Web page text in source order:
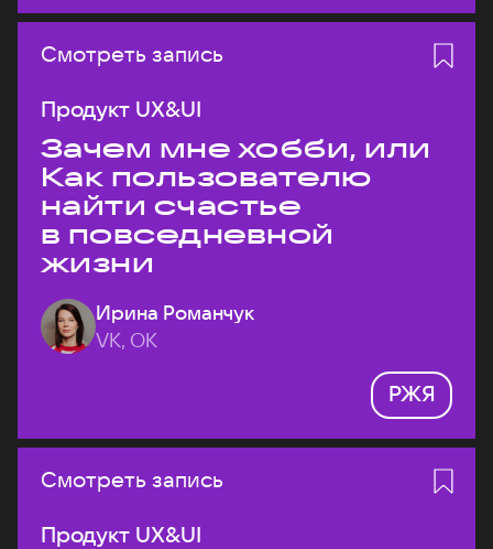
Смотреть запись
Продукт UX&UI
Зачем мне хобби, или
Как пользователю
найти счастье
в повседневной
жизни
Ирина Романчук
VK, ОК
РЖЯ
Смотреть запись
Продукт UX&UI